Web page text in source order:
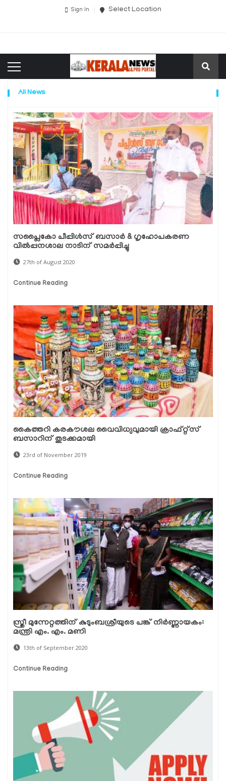
Sign In Select Location
All News
സപ്ലൈകോ പീപ്പിള്‍സ് ബസാര്‍ & ഗൃഹോപകരണ
വില്‍പ്പനശാല നാടിന് സമര്‍പ്പിച്ചു
27th of August 2020
Continue Reading
കൈത്തറി കരകൗശല വൈവിധ്യവുമായി ക്രാഫ്റ്റ്‌സ്
ബസാറിന് തുടക്കമായി
23rd of November 2019
Continue Reading
സ്ത്രീ മുന്നേറ്റത്തിന് കുടുംബശ്രീയുടെ പങ്ക് നിര്‍ണ്ണായകം:
മന്ത്രി എം. എം. മണി
13th of September 2020
Continue Reading